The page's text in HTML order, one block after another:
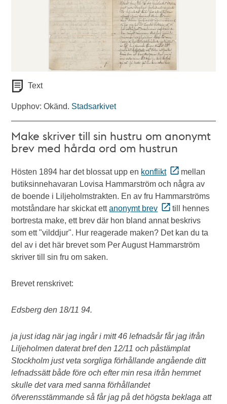
Text
Upphov: Okänd. Stadsarkivet
Make skriver till sin hustru om anonymt
brev med hårda ord om hustrun
Hösten 1894 har det blossat upp en konflikt
mellan
butiksinnehavaran Lovisa Hammarström och några av
de boende i Liljeholmstrakten. En av fru Hammarströms
motståndare har skickat ettanonymt brev
till hennes
bortresta make, ett brev där hon bland annat beskrivs
som ett "vilddjur". Hur reagerade maken? Det kan du ta
del av i det här brevet som Per August Hammarström
skriver till sin fru om saken.
Brevet renskrivet:
Edsberg den 18/11 94.
ja just idag när jag ingår i mitt 46 lefnadsår får jag ifrån
Liljeholmen daterat bref den 12/11 och påstämplat
Stockholm just veta sorgliga förhållande angående ditt
lefnadssätt både före och efter min resa ifrån hemmet
skulle det vara med sanna förhållandet
öfverensstämmande så får jag på det högsta beklaga att